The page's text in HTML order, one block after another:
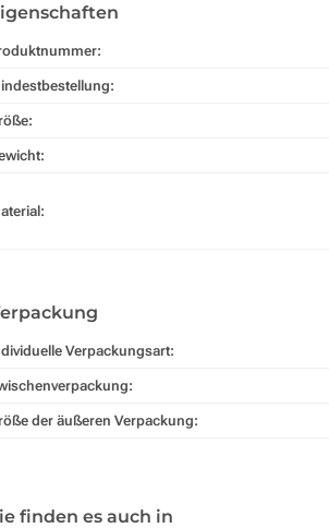
Verpackungsart:
der äußeren Verpackung:
finden es auch in